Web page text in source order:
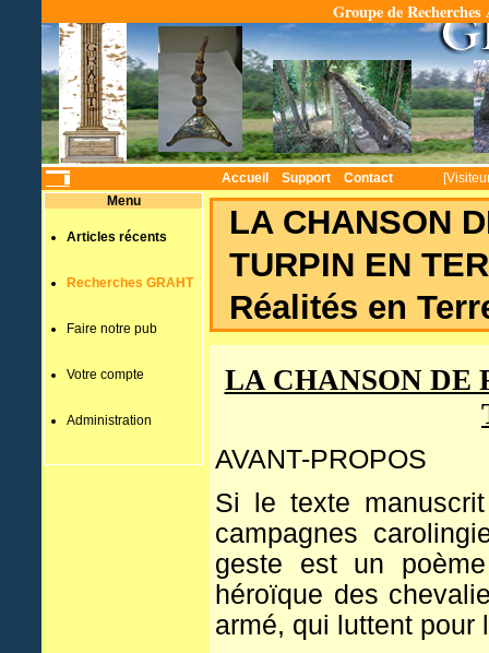
Groupe de
Accueil Support Contact
Menu
Articles récents
Recherches GRAHT
Faire notre pub
Votre compte
Administration
LA CHANSON
TURPIN EN
Réalités en
LA CHANSON DE
AVANT-PROPOS
Si le texte
campagnes
geste est un
héroïque des
armé, qui luttent pour